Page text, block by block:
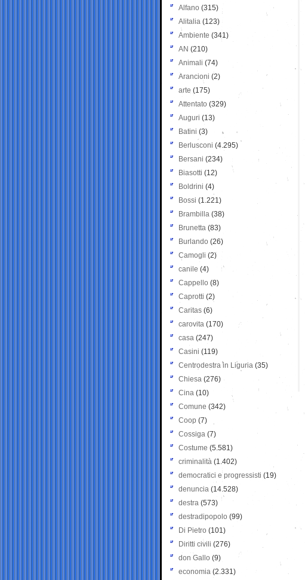
Alfano (315)
Alitalia (123)
Ambiente (341)
AN (210)
Animali (74)
Arancioni (2)
arte (175)
Attentato (329)
Auguri (13)
Batini (3)
Berlusconi (4.295)
Bersani (234)
Biasotti (12)
Boldrini (4)
Bossi (1.221)
Brambilla (38)
Brunetta (83)
Burlando (26)
Camogli (2)
canile (4)
Cappello (8)
Caprotti (2)
Caritas (6)
carovita (170)
casa (247)
Casini (119)
Centrodestra in Liguria (35)
Chiesa (276)
Cina (10)
Comune (342)
Coop (7)
Cossiga (7)
Costume (5.581)
criminalità (1.402)
democratici e progressisti (19)
denuncia (14.528)
destra (573)
destradipopolo (99)
Di Pietro (101)
Diritti civili (276)
don Gallo (9)
economia (2.331)